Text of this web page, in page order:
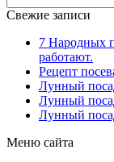
Свежие записи
7 Народных
работают.
Рецепт
Лунный
Лунный
Лунный
Меню сайта